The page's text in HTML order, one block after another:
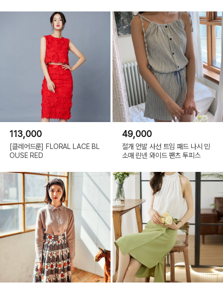
113,000
[클레어드룬] FLORAL LACE BL
OUSE RED
49,000
절개 언발 사선 트임 패드 나시 민
소매 린넨 와이드 팬츠 투피스